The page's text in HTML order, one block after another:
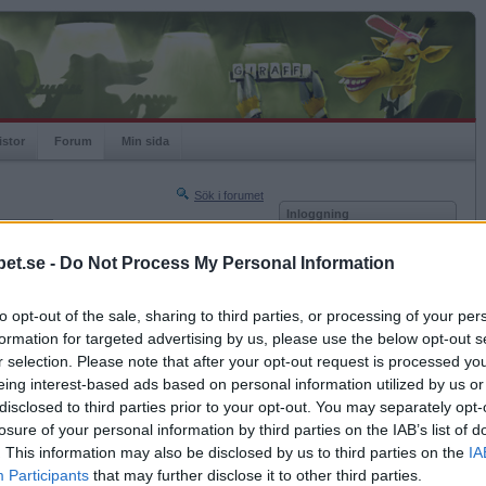
- Do Not Process My Personal Information
opt-out of the sale, sharing to third parties, or processing of your
for targeted advertising by us, please use the below opt-out
selection. Please note that after your opt-out request is processed
interest-based ads based on personal information utilized by us
to third parties prior to your opt-out. You may separately
of your personal information by third parties on the IAB’s list of
This information may also be disclosed by us to third parties on the
Participants that may further disclose it to other third parties.
Forum Min sida
Sök i forumet
Nästa sida »
2018-06-19 01:05
Inloggning
Kom ihåg mig
Glömt ditt lösenord?
Få ny aktiveringslänk
Betapet är gratis!